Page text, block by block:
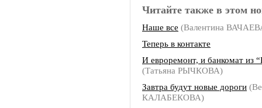
Читайте также в этом
Наше все (Валентина
Теперь в контакте
И евроремонт, и банкомат из
(Татьяна РЫЧКОВА)
Завтра будут новые дороги
КАЛАБЕКОВА)